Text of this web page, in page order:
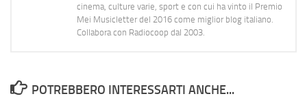
cinema, culture varie, sport e con cui ha vinto il Premio
Mei Musicletter del 2016 come miglior blog italiano.
Collabora con Radiocoop dal 2003.
POTREBBERO INTERESSARTI ANCHE...